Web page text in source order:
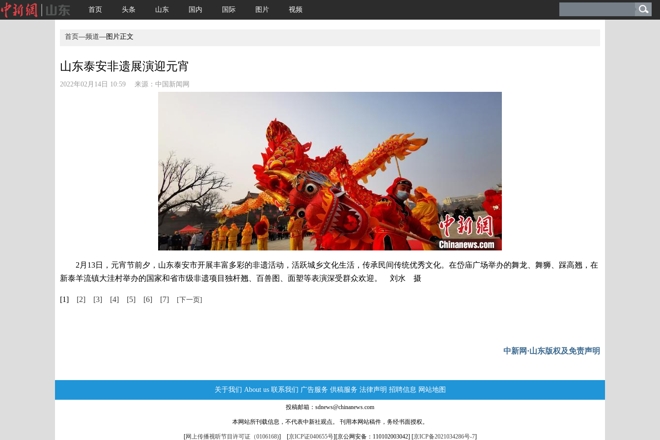
首页 头条 山东 国内 国际 图片 视频
首页—频道—图片正文
山东泰安非遗展演迎元宵
2022年02月14日 10:59 来源： 中国新闻网
2月13日，元宵节前夕，山东泰安市开展丰富多彩的非遗活动，活跃城乡文化生活，传承民间传统优秀文化。在岱庙广场举办的舞龙、舞狮、踩高翘，在
新泰羊流镇大洼村举办的国家和省市级非遗项目独杆翘、百兽图、面塑等表演深受群众欢迎。 刘水 摄
[1] [2] [3] [4] [5] [6] [7] [下一页]
中新网·山东版权及免责声明
关于我们 About us 联系我们 广告服务 供稿服务 法律声明 招聘信息 网站地图
投稿邮箱：sdnews@chinanews.com
本网站所刊载信息，不代表中新社观点。 刊用本网站稿件，务经书面授权。
[网上传播视听节目许可证（0106168)] [京ICP证040655号][京公网安备：110102003042] [京ICP备2021034286号-7]